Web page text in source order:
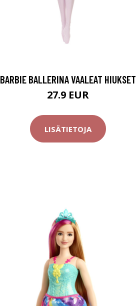
BARBIE BALLERINA VAALEAT HIUKSET
27.9 EUR
LISÄTIETOJA